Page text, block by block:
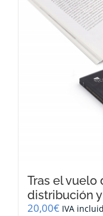
Tras el vuelo
distribución
20,00€ IVA